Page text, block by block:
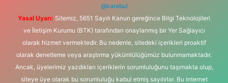
@karabul
Yasal Uyarı: Sitemiz, 5651 Sayılı Kanun gereğince Bilgi Teknolojileri
ve İletişim Kurumu (BTK) tarafından onaylanmış bir Yer Sağlayıcı
olarak hizmet vermektedir. Bu nedenle, sitedeki içerikleri proaktif
olarak denetleme veya araştırma yükümlülüğümüz bulunmamaktadır.
Ancak, üyelerimiz yazdıkları içeriklerin sorumluluğunu taşımakta olup,
siteye üye olarak bu sorumluluğu kabul etmiş sayılırlar. Bu internet